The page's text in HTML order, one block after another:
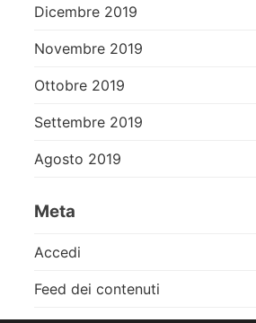
Dicembre 2019
Novembre 2019
Ottobre 2019
Settembre 2019
Agosto 2019
Meta
Accedi
Feed dei contenuti